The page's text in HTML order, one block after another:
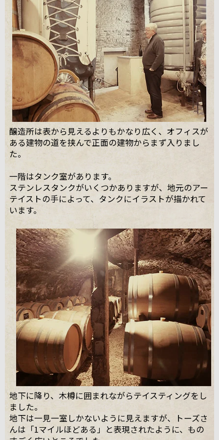
醸造所は表から見えるよりもかなり広く、オフィスが
ある建物の道を挟んで正面の建物からまず入りまし
た。
一階はタンク室があります。
ステンレスタンクがいくつかありますが、地元のアー
テイストの手によって、タンクにイラストが描かれて
います。
地下に降り、木樽に囲まれながらテイスティングをし
ました。
地下は一見一室しかないように見えますが、トーズさ
んは「1マイルほどある」と表現されたように、もの